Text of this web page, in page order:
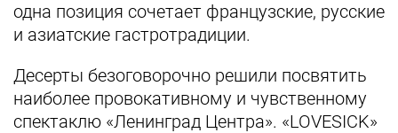
одна позиция сочетает французские, русские
и азиатские гастротрадиции.
Десерты безоговорочно решили посвятить
наиболее провокативному и чувственному
спектаклю «Ленинград Центра». «LOVESICK»